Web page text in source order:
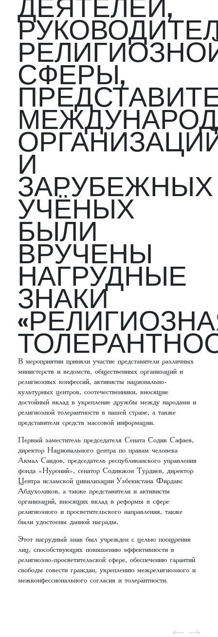
ДЕЯТЕЛЕЙ,
СФЕРЫ,
И
ЗАРУБЕЖНЫХ
УЧЁНЫХ
БЫЛИ
ВРУЧЕНЫ
НАГРУДНЫЕ
ЗНАКИ
В мероприятии приняли участие представители различных
министерств и ведомств, общественных организаций и
религиозных конфессий, активисты национально-
культурных центров, соотечественники, вносящие
достойный вклад в укрепление дружбы между народами и
религиозной толерантности в нашей стране, а также
представители средств массовой информации.
Первый заместитель председателя Сената Содик Сафаев,
директор Национального центра по правам человека
Акмал Саидов, председатель республиканского управления
фонда «Нуроний», сенатор Содикжон Турдиев, директор
Центра исламской цивилизации Узбекистана Фирдавс
Абдухоликов, а также представители и активисты
организаций, вносящих вклад в реформы в сфере
религиозного и просветительского направления, также
были удостоены данной награды.
Этот нагрудный знак был учрежден с целью поощрения
лиц, способствующих повышению эффективности в
религиозно-просветительской сфере, обеспечению гарантий
свободы совести граждан, укреплению межрелигиозного и
межконфессионального согласия и толерантности.